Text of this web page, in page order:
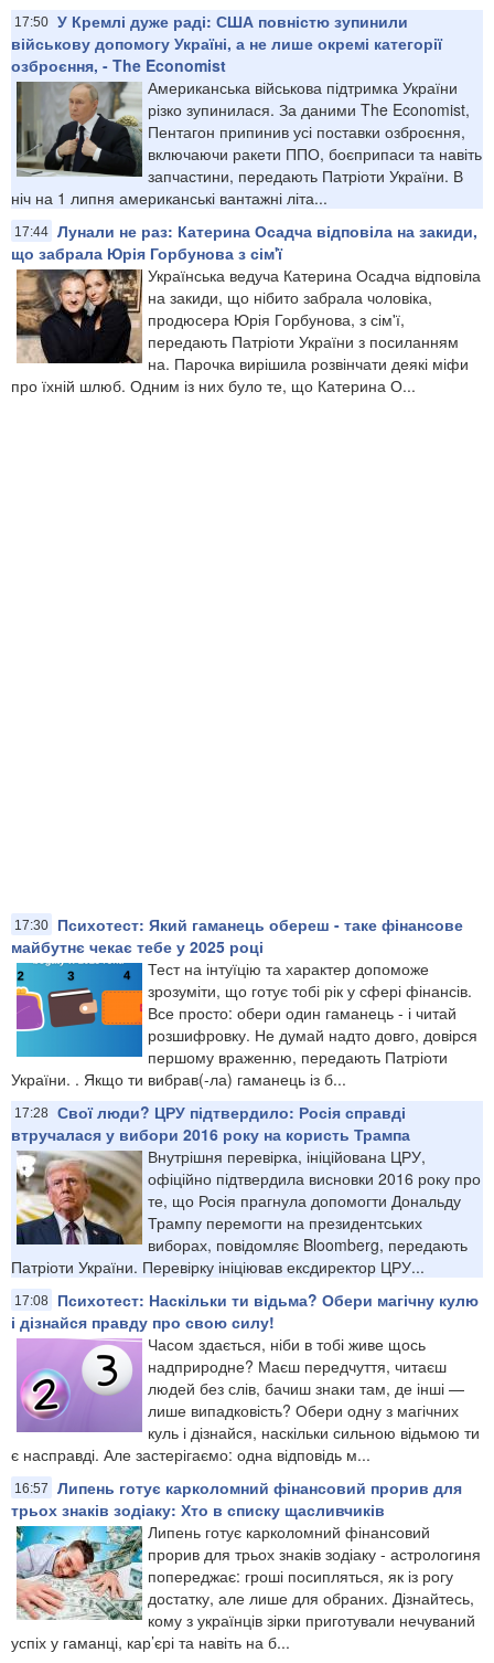
17:50 У Кремлі дуже раді: США повністю зупинили
військову допомогу Україні, а не лише окремі категорії
озброєння, - The Economist
Американська військова підтримка України
різко зупинилася. За даними The Economist,
Пентагон припинив усі поставки озброєння,
включаючи ракети ППО, боєприпаси та навіть
запчастини, передають Патріоти України. В
ніч на 1 липня американські вантажні літа...
17:44 Лунали не раз: Катерина Осадча відповіла на закиди,
що забрала Юрія Горбунова з сім'ї
Українська ведуча Катерина Осадча відповіла
на закиди, що нібито забрала чоловіка,
продюсера Юрія Горбунова, з сім'ї,
передають Патріоти України з посиланням
на. Парочка вирішила розвінчати деякі міфи
про їхній шлюб. Одним із них було те, що Катерина О...
17:30
Психотест: Який гаманець обереш - таке фінансове
майбутнє чекає тебе у 2025 році
Тест на інтуїцію та характер допоможе
зрозуміти, що готує тобі рік у сфері фінансів.
Все просто: обери один гаманець - і читай
розшифровку. Не думай надто довго, довірся
першому враженню, передають Патріоти
України. . Якщо ти вибрав(-ла) гаманець із б...
17:28 Свої люди? ЦРУ підтвердило: Росія справді
втручалася у вибори 2016 року на користь Трампа
Внутрішня перевірка, ініційована ЦРУ,
офіційно підтвердила висновки 2016 року про
те, що Росія прагнула допомогти Дональду
Трампу перемогти на президентських
виборах, повідомляє Bloomberg, передають
Патріоти України. Перевірку ініціював ексдиректор ЦРУ...
17:08
Психотест: Наскільки ти відьма? Обери магічну кулю
і дізнайся правду про свою силу!
Часом здається, ніби в тобі живе щось
надприродне? Маєш передчуття, читаєш
людей без слів, бачиш знаки там, де інші —
лише випадковість? Обери одну з магічних
куль і дізнайся, наскільки сильною відьмою ти
є насправді. Але застерігаємо: одна відповідь м...
16:57
Липень готує карколомний фінансовий прорив для
трьох знаків зодіаку: Хто в списку щасливчиків
Липень готує карколомний фінансовий
прорив для трьох знаків зодіаку - астрологиня
попереджає: гроші посипляться, як із рогу
достатку, але лише для обраних. Дізнайтесь,
кому з українців зірки приготували нечуваний
успіх у гаманці, кар’єрі та навіть на б...